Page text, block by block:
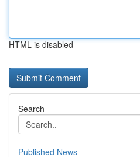
HTML is disabled
Search
Published News